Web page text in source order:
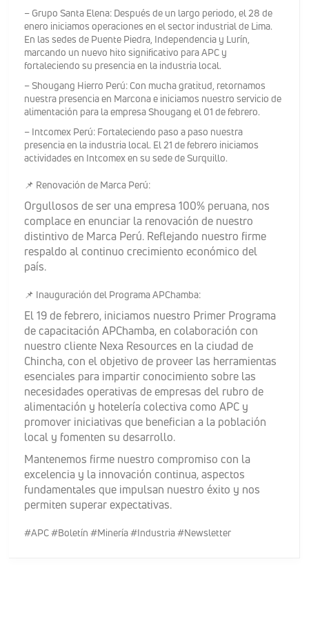
– Grupo Santa Elena: Después de un largo periodo, el 28 de
enero iniciamos operaciones en el sector industrial de Lima.
En las sedes de Puente Piedra, Independencia y Lurín,
marcando un nuevo hito significativo para APC y
fortaleciendo su presencia en la industria local.
– Shougang Hierro Perú: Con mucha gratitud, retornamos
nuestra presencia en Marcona e iniciamos nuestro servicio de
alimentación para la empresa Shougang el 01 de febrero.
– Intcomex Perú: Fortaleciendo paso a paso nuestra
presencia en la industria local. El 21 de febrero iniciamos
actividades en Intcomex en su sede de Surquillo.
📌 Renovación de Marca Perú:
Orgullosos de ser una empresa 100% peruana, nos
complace en enunciar la renovación de nuestro
distintivo de Marca Perú. Reflejando nuestro firme
respaldo al continuo crecimiento económico del
país.
📌 Inauguración del Programa APChamba:
El 19 de febrero, iniciamos nuestro Primer Programa
de capacitación APChamba, en colaboración con
nuestro cliente Nexa Resources en la ciudad de
Chincha, con el objetivo de proveer las herramientas
esenciales para impartir conocimiento sobre las
necesidades operativas de empresas del rubro de
alimentación y hotelería colectiva como APC y
promover iniciativas que benefician a la población
local y fomenten su desarrollo.
Mantenemos firme nuestro compromiso con la
excelencia y la innovación continua, aspectos
fundamentales que impulsan nuestro éxito y nos
permiten superar expectativas.
#APC #Boletín #Minería #Industria #Newsletter